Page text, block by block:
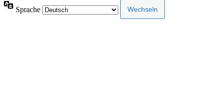
Sprache